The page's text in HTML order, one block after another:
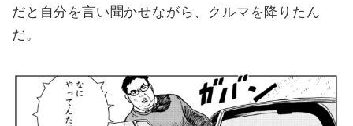
だと自分を言い聞かせながら、クルマを降りたん
だ。